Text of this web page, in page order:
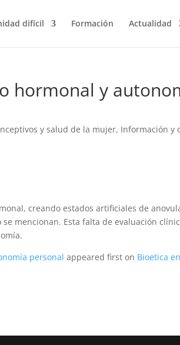
difícil Formación Actualidad
hormonal y
y salud de la mujer, Información y
creando estados artificiales de
mencionan. Esta falta de evaluación
personal appeared first on Bioetica